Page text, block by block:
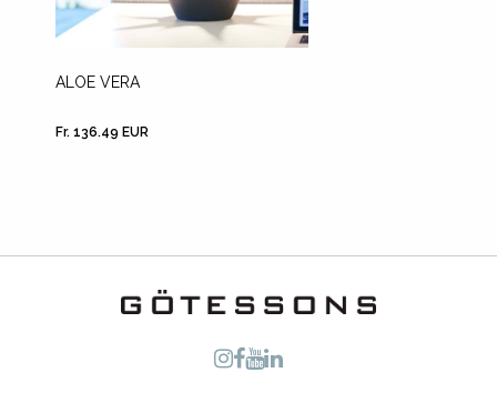
ALOE VERA
Fr. 136.49 EUR